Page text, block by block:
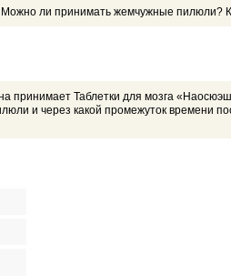
ли принимать жемчужные пилюли?
принимает Таблетки для мозга
и через какой промежуток времени